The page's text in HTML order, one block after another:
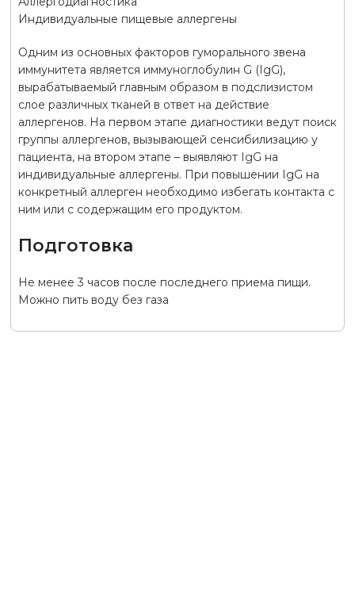
Индивидуальные пищевые аллергены
Одним из основных факторов гуморального звена
иммунитета является иммуноглобулин G (IgG),
вырабатываемый главным образом в подслизистом
слое различных тканей в ответ на действие
аллергенов. На первом этапе диагностики ведут поиск
группы аллергенов, вызывающей сенсибилизацию у
пациента, на втором этапе – выявляют IgG на
индивидуальные аллергены. При повышении IgG на
конкретный аллерген необходимо избегать контакта с
ним или с содержащим его продуктом.
Подготовка
Не менее 3 часов после последнего приема пищи.
Можно пить воду без газа